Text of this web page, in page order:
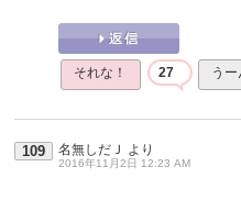
それな！ 27 う
109 名無しだＪ より
2016年11月2日 12:23 AM